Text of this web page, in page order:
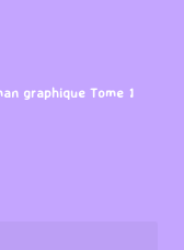
graphique Tome 1